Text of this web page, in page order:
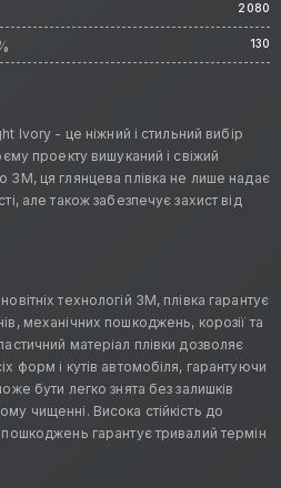
2080
130
Ivory - це ніжний і стильний вибір
проекту вишуканий і свіжий
3M, ця глянцева плівка не лише надає
але також забезпечує захист від
технологій 3M, плівка гарантує
механічних пошкоджень, корозії та
матеріал плівки дозволяє
форм і кутів автомобіля, гарантуючи
бути легко знята без залишків
чищенні. Висока стійкість до
гарантує тривалий термін